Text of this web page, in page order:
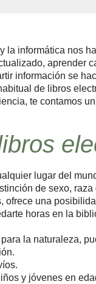
la informática nos
aprender
información se
de libros
te contamos
lugar del
de sexo, raza
ofrece una
horas en la
la naturaleza,
y jóvenes en